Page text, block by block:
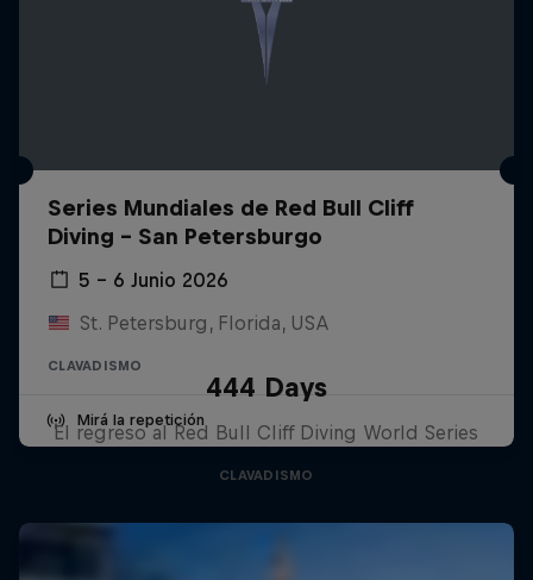
Series Mundiales de Red Bull Cliff
Diving - San Petersburgo
5 – 6 Junio 2026
St. Petersburg, Florida, USA
CLAVADISMO
Mirá la repetición
444 Days
El regreso al Red Bull Cliff Diving World Series
CLAVADISMO